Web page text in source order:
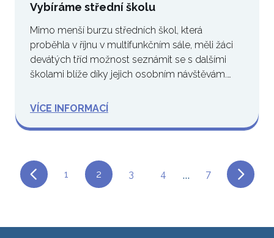
Vybíráme střední školu
Mimo menší burzu středních škol, která
proběhla v říjnu v multifunkčním sále, měli žáci
devátých tříd možnost seznámit se s dalšími
školami blíže díky jejich osobním návštěvám.…
VÍCE INFORMACÍ
1 2 3 4 ... 7